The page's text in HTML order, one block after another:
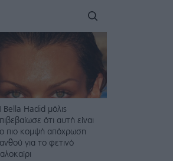
Bella Hadid μόλις
ότι αυτή είναι
πιο κομψή απόχρωση
για το φετινό